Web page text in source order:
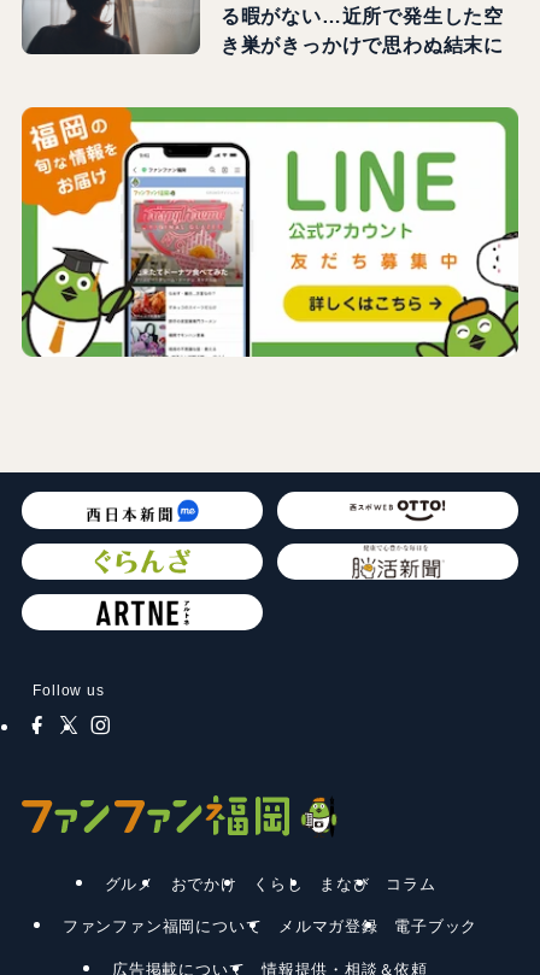
る暇がない…近所で発生した空
き巣がきっかけで思わぬ結末に
Follow us
グルメ おでかけ くらし まなび コラム
ファンファン福岡について メルマガ登録 電子ブック
広告掲載について 情報提供・相談＆依頼